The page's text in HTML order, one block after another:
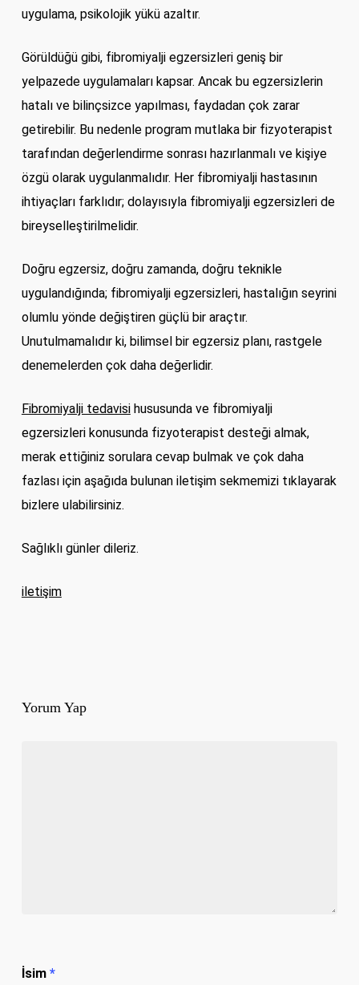
uygulama, psikolojik yükü azaltır.
Görüldüğü gibi, fibromiyalji egzersizleri geniş bir
yelpazede uygulamaları kapsar. Ancak bu egzersizlerin
hatalı ve bilinçsizce yapılması, faydadan çok zarar
getirebilir. Bu nedenle program mutlaka bir fizyoterapist
tarafından değerlendirme sonrası hazırlanmalı ve kişiye
özgü olarak uygulanmalıdır. Her fibromiyalji hastasının
ihtiyaçları farklıdır; dolayısıyla fibromiyalji egzersizleri de
bireyselleştirilmelidir.
Doğru egzersiz, doğru zamanda, doğru teknikle
uygulandığında; fibromiyalji egzersizleri, hastalığın seyrini
olumlu yönde değiştiren güçlü bir araçtır.
Unutulmamalıdır ki, bilimsel bir egzersiz planı, rastgele
denemelerden çok daha değerlidir.
Fibromiyalji tedavisihususunda ve fibromiyalji
egzersizleri konusunda fizyoterapist desteği almak,
merak ettiğiniz sorulara cevap bulmak ve çok daha
fazlası için aşağıda bulunan iletişim sekmemizi tıklayarak
bizlere ulabilirsiniz.
Sağlıklı günler dileriz.
iletişim
Yorum Yap
İsim *